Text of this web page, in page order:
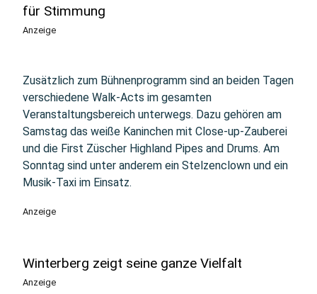
für Stimmung
Anzeige
Zusätzlich zum Bühnenprogramm sind an beiden Tagen
verschiedene Walk-Acts im gesamten
Veranstaltungsbereich unterwegs. Dazu gehören am
Samstag das weiße Kaninchen mit Close-up-Zauberei
und die First Züscher Highland Pipes and Drums. Am
Sonntag sind unter anderem ein Stelzenclown und ein
Musik-Taxi im Einsatz.
Anzeige
Winterberg zeigt seine ganze Vielfalt
Anzeige